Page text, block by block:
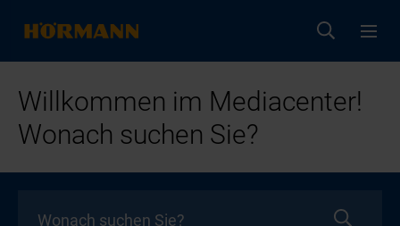
Willkommen im Mediacenter!
Wonach suchen Sie?